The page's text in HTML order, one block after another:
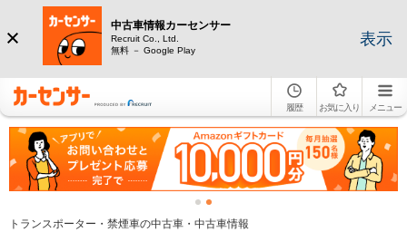
中古車情報カーセンサー
Recruit Co., Ltd.
無料 － Google Play
表示
履歴 お気に入り メニュー
トランスポーター・禁煙車の中古車・中古車情報